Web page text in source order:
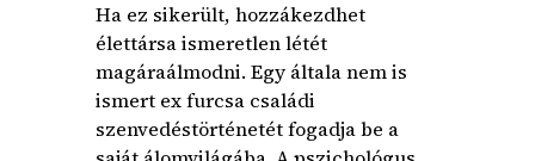
Ha ez sikerült, hozzákezdhet
élettársa ismeretlen létét
magáraálmodni. Egy általa nem is
ismert ex furcsa családi
szenvedéstörténetét fogadja be a